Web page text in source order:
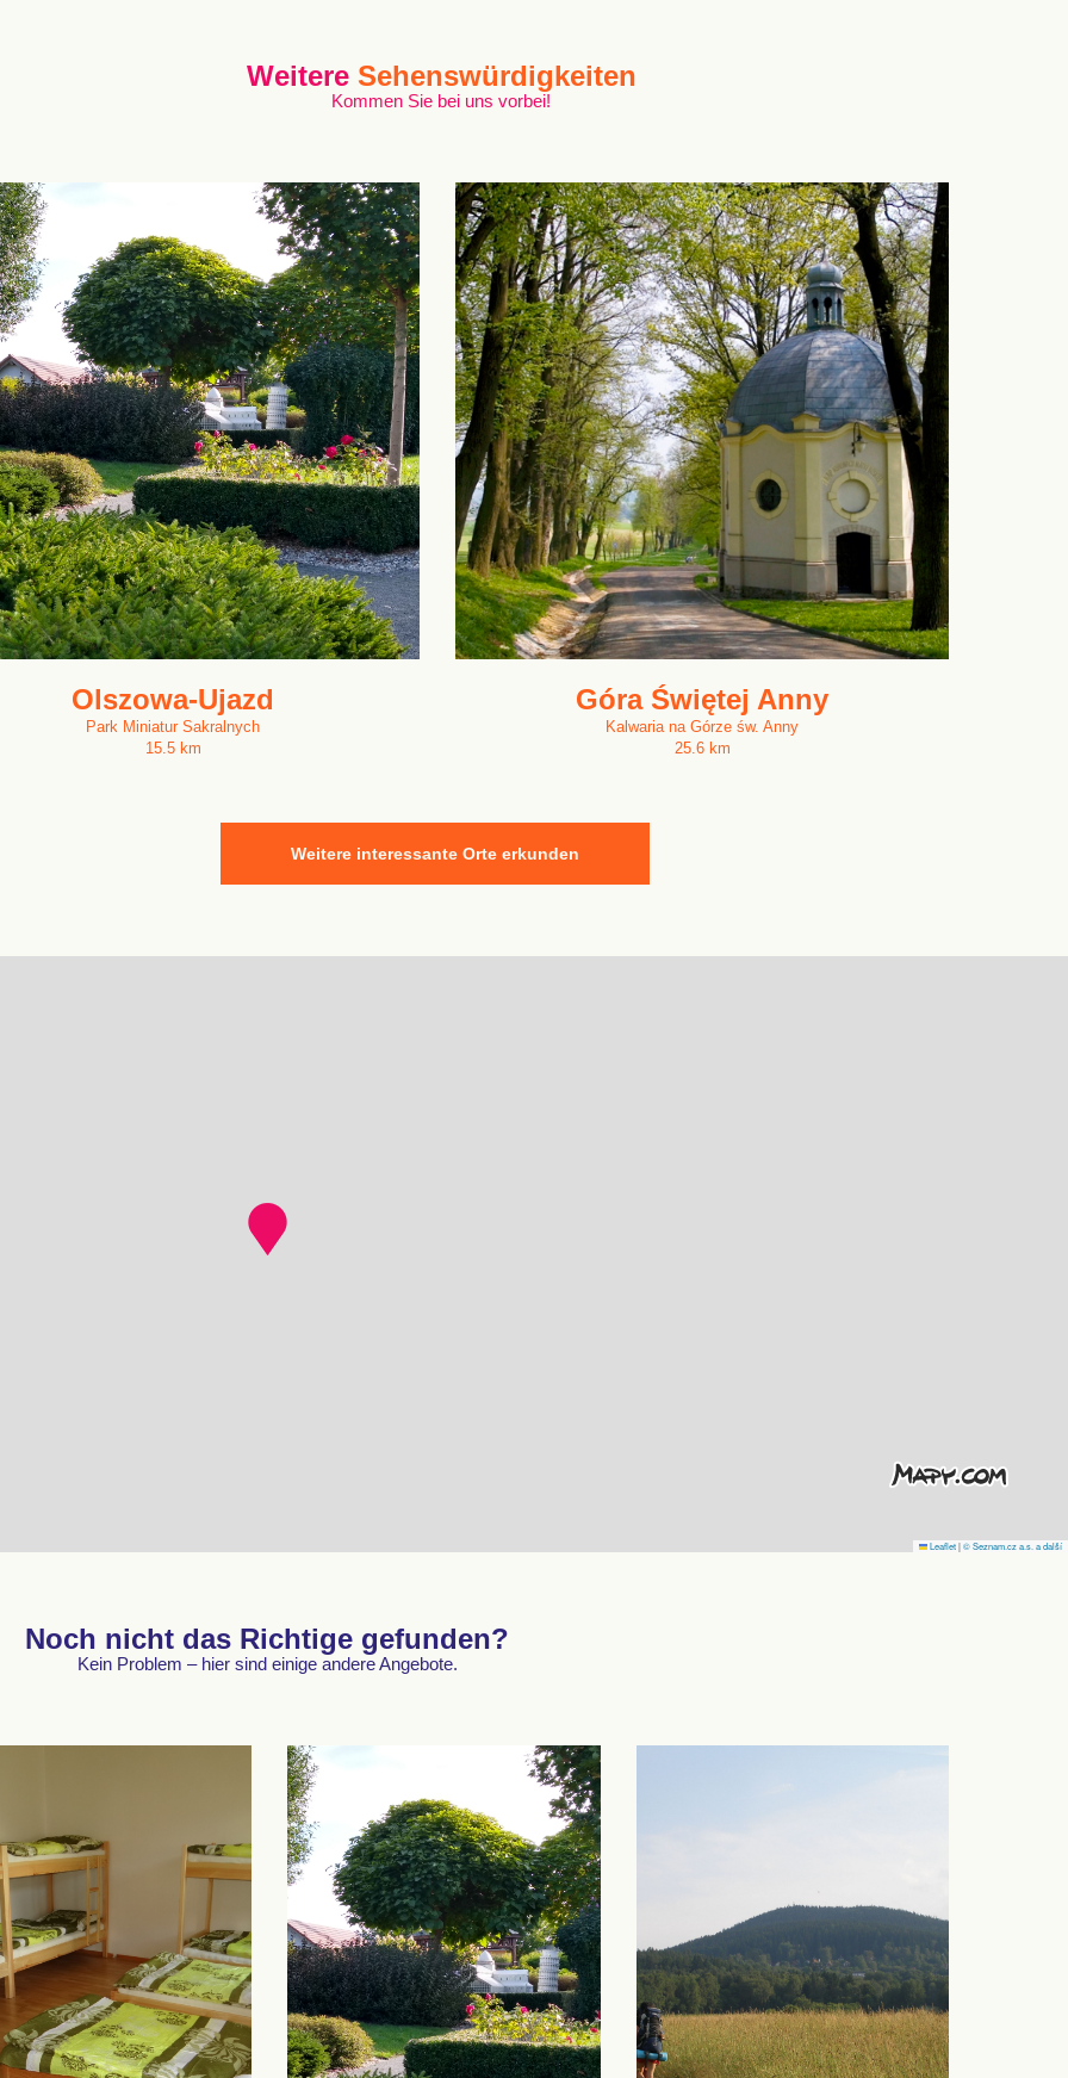
Weitere Sehenswürdigkeiten
Kommen Sie bei uns vorbei!
Olszowa-Ujazd
Park Miniatur Sakralnych
15.5 km
Góra Świętej Anny
Kalwaria na Górze św. Anny
25.6 km
Weitere interessante Orte erkunden
Leaflet|© Seznam.cz a.s. a další
Noch nicht das Richtige gefunden?
Kein Problem – hier sind einige andere Angebote.